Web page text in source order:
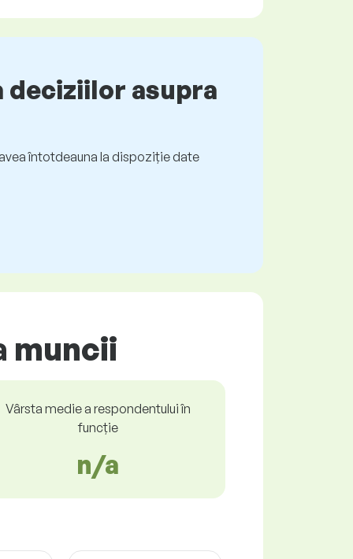
deciziilor asupra
întotdeauna la dispoziție date
muncii
Vârsta medie a respondentului în
funcție
n/a